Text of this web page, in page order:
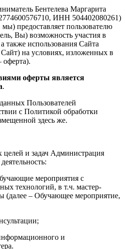
Бентелева Маргарита
ИНН 504402080261)
предоставляет пользователю
Вы) возможность участия в
также использования Сайта
Сайт) на условиях, изложенных в
оферта).
оферты является
.
Пользователей
с Политикой обработки
здесь же.
целей и задач Администрация
мероприятия с
технологий, в т.ч. мастер-
(далее – Обучающее мероприятие,
и